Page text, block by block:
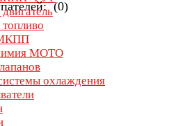
МОТО
охлаждения
(0)